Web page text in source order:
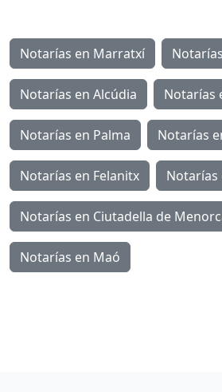
Notarías en Marratxí
Notarías en Alcúdia Notarías
Notarías en Palma Notarías
Notarías en Felanitx Notarías
Notarías en Ciutadella de
Notarías en Maó